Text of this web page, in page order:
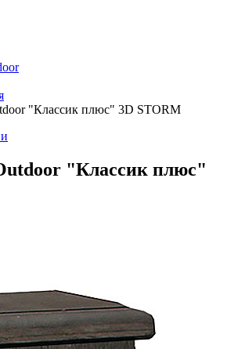
"Классик плюс" 3D STORM
"Классик плюс"